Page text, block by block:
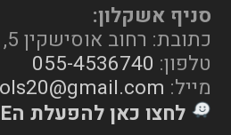
סניף אשקלון:
כתובת: רחוב אוסישקין 5, אשקלון
טלפון: 055-4536740
מייל:
לחצו כאן להפעלת הWAZE